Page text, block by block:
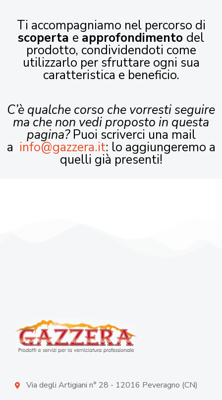
Ti accompagniamo nel percorso di
scoperta e approfondimento del
prodotto, condividendoti come
utilizzarlo per sfruttare ogni sua
caratteristica e beneficio.
C’è qualche corso che vorresti seguire
ma che non vedi proposto in questa
pagina?Puoi scriverci una mail
a info@gazzera.it: lo aggiungeremo a
quelli già presenti!
Via degli Artigiani n° 28 - 12016 Peveragno (CN)